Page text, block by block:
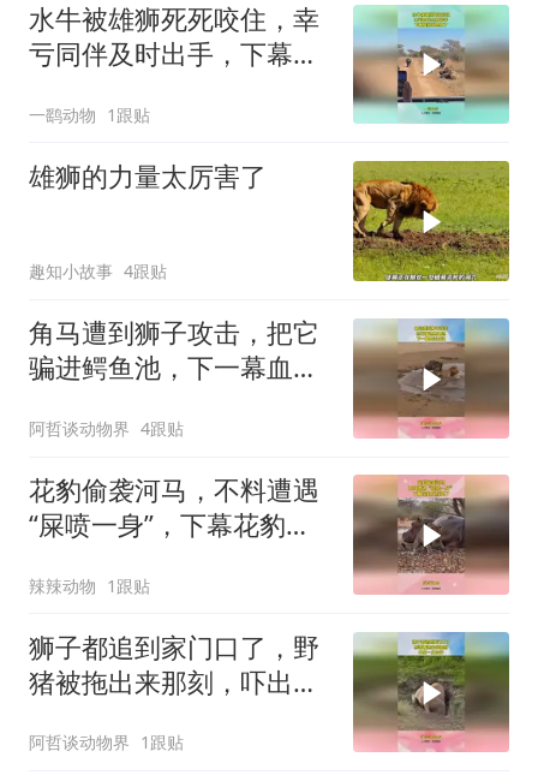
水牛被雄狮死死咬住，幸
亏同伴及时出手，下幕雄
一鹞动物 1跟贴
雄狮的力量太厉害了
趣知小故事 4跟贴
角马遭到狮子攻击，把它
骗进鳄鱼池，下一幕血流
阿哲谈动物界 4跟贴
花豹偷袭河马，不料遭遇
“屎喷一身”，下幕花豹反
辣辣动物 1跟贴
狮子都追到家门口了，野
猪被拖出来那刻，吓出一
阿哲谈动物界 1跟贴